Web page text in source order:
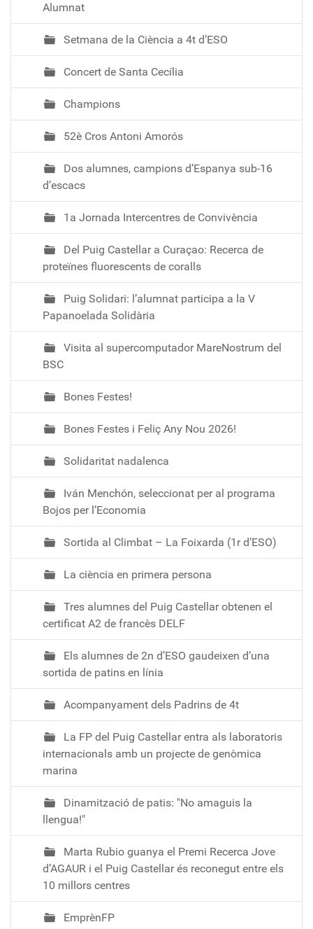
Alumnat
Setmana de la Ciència a 4t d’ESO
Concert de Santa Cecília
Champions
52è Cros Antoni Amorós
Dos alumnes, campions d’Espanya sub-16
d’escacs
1a Jornada Intercentres de Convivència
Del Puig Castellar a Curaçao: Recerca de
proteïnes fluorescents de coralls
Puig Solidari: l’alumnat participa a la V
Papanoelada Solidària
Visita al supercomputador MareNostrum del
BSC
Bones Festes!
Bones Festes i Feliç Any Nou 2026!
Solidaritat nadalenca
Iván Menchón, seleccionat per al programa
Bojos per l’Economia
Sortida al Climbat – La Foixarda (1r d’ESO)
La ciència en primera persona
Tres alumnes del Puig Castellar obtenen el
certificat A2 de francès DELF
Els alumnes de 2n d’ESO gaudeixen d’una
sortida de patins en línia
Acompanyament dels Padrins de 4t
La FP del Puig Castellar entra als laboratoris
internacionals amb un projecte de genòmica
marina
Dinamització de patis: "No amaguis la
llengua!"
Marta Rubio guanya el Premi Recerca Jove
d’AGAUR i el Puig Castellar és reconegut entre els
10 millors centres
EmprènFP